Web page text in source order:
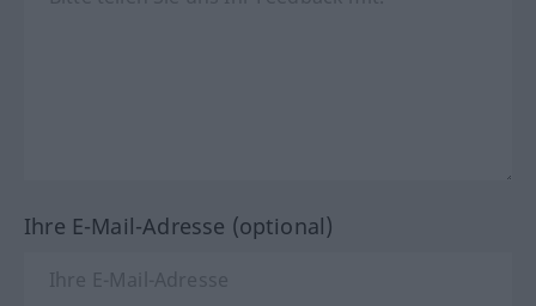
Ihre E-Mail-Adresse (optional)